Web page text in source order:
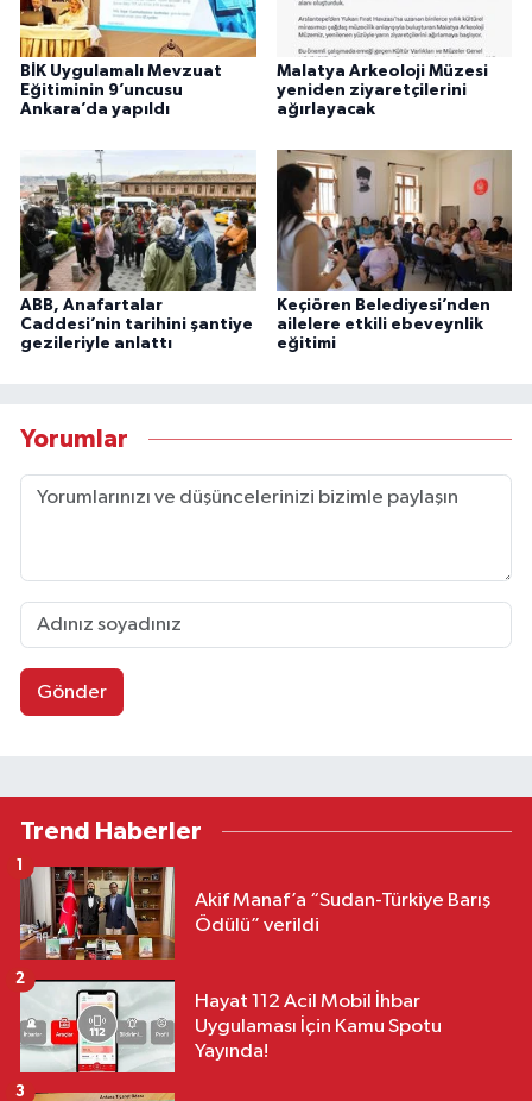
BİK Uygulamalı Mevzuat
Eğitiminin 9’uncusu
Ankara’da yapıldı
Malatya Arkeoloji Müzesi
yeniden ziyaretçilerini
ağırlayacak
ABB, Anafartalar
Caddesi’nin tarihini şantiye
gezileriyle anlattı
Keçiören Belediyesi’nden
ailelere etkili ebeveynlik
eğitimi
Yorumlar
Gönder
Trend Haberler
Akif Manaf’a “Sudan-Türkiye Barış
Ödülü” verildi
1
Hayat 112 Acil Mobil İhbar
Uygulaması İçin Kamu Spotu
Yayında!
2
3